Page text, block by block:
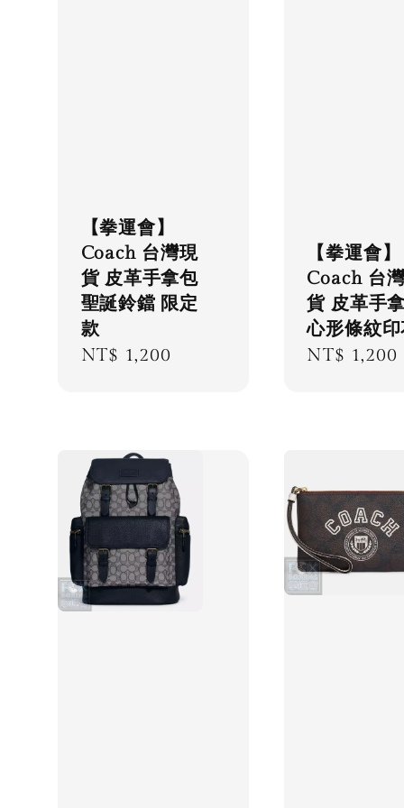
【拳運會】
Coach 台灣現
貨 皮革手拿包
聖誕鈴鐺 限定
款
Regular
NT$ 1,200
【拳運會】
Coach 台
貨 皮革手
心形條紋
Regular
NT$ 1,200